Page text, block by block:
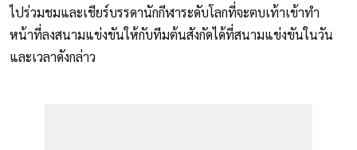
ไปร่วมชมและเชียร์บรรดานักกีฬาระดับโลกที่จะตบเท้าเข้าทำ
หน้าที่ลงสนามแข่งขันให้กับทีมต้นสังกัดได้ที่สนามแข่งขันในวัน
และเวลาดังกล่าว